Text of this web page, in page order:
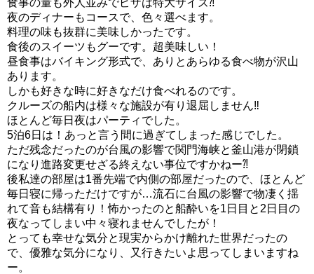
夜のディナーもコースで、色々選べます。
料理の味も抜群に美味しかったです。
食後のスイーツもグーです。超美味しい！
昼食事はバイキング形式で、ありとあらゆる食べ物が沢山
あります。
しかも好きな時に好きなだけ食べれるのです。
クルーズの船内は様々な施設が有り退屈しません‼︎
ほとんど毎日夜はパーティでした。
5泊6日は！あっと言う間に過ぎてしまった感じでした。
ただ残念だったのが台風の影響で関門海峡と釜山港が閉鎖
になり進路変更せざる終えない事位ですかねー⁈
後私達の部屋は1番先端で内側の部屋だったので、ほとんど
毎日寝に帰っただけですが…流石に台風の影響で物凄く揺
れて音も結構有り！怖かったのと船酔いを1日目と2日目の
夜なってしまい中々寝れませんでしたが！
とっても幸せな気分と現実からかけ離れた世界だったの
で、優雅な気分になり、又行きたいよ思ってしまいますね
ー。